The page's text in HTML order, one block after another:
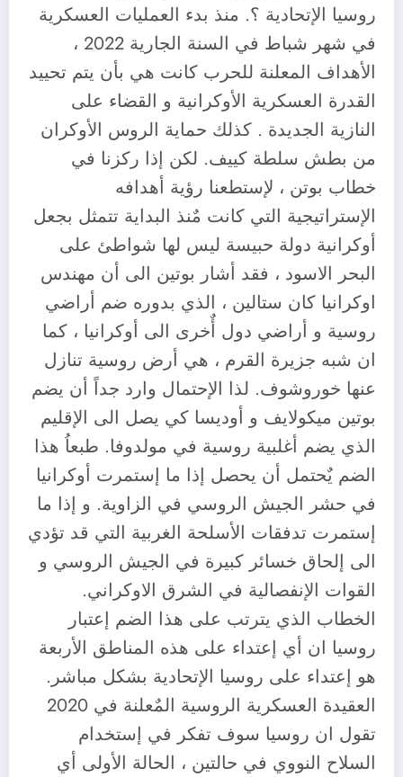
روسيا الإتحادية ؟. منذ بدء العمليات العسكرية
في شهر شباط في السنة الجارية 2022 ،
الأهداف المعلنة للحرب كانت هي بأن يتم تحييد
القدرة العسكرية الأوكرانية و القضاء على
النازية الجديدة . كذلك حماية الروس الأوكران
من بطش سلطة كييف. لكن إذا ركزنا في
خطاب بوتن ، لإستطعنا رؤية أهدافه
الإستراتيجية التي كانت مٌنذ البداية تتمثل بجعل
أوكرانية دولة حبيسة ليس لها شواطئ على
البحر الاسود ، فقد أشار بوتين الى أن مهندس
اوكرانيا كان ستالين ، الذي بدوره ضم أراضي
روسية و أراضي دول أٌخرى الى أوكرانيا ، كما
ان شبه جزيرة القرم ، هي أرض روسية تنازل
عنها خوروشوف. لذا الإحتمال وارد جداً أن يضم
بوتين ميكولايف و أوديسا كي يصل الى الإقليم
الذي يضم أغلبية روسية في مولدوفا. طبعاُ هذا
الضم يٌحتمل أن يحصل إذا ما إستمرت أوكرانيا
في حشر الجيش الروسي في الزاوية. و إذا ما
إستمرت تدفقات الأسلحة الغربية التي قد تؤدي
الى إلحاق خسائر كبيرة في الجيش الروسي و
القوات الإنفصالية في الشرق الاوكراني.
الخطاب الذي يترتب على هذا الضم إعتبار
روسيا ان أي إعتداء على هذه المناطق الأربعة
هو إعتداء على روسيا الإتحادية بشكل مباشر.
العقيدة العسكرية الروسية المٌعلنة في 2020
تقول ان روسيا سوف تفكر في إستخدام
السلاح النووي في حالتين ، الحالة الأولى أي